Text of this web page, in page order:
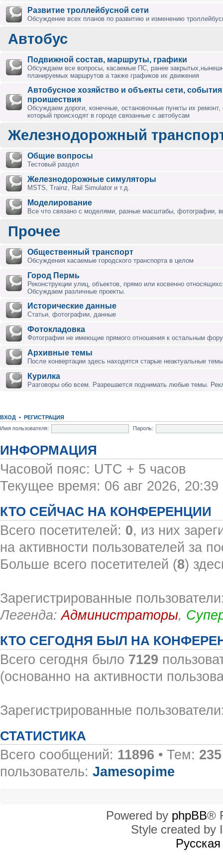
Развитие троллейбусной сети
Обсуждение всех планов по развитию и изменению
Автобус
Подвижной состав, маршруты, графики
Обсуждаем все вопросы, касаемые ПС, ранее
планируемых маршрутов а также графиков их движения
Автобусное хозяйство и объекты сети,
проишествия
Обсуждаем дороги, конечные, остановочные пункты их ремонт,
который происходят в городе связанные с автобусам
Железнодорожный
Общие вопросы
Тестовый раздел
Железнодорожные симуляторы
MSTS, Trainz, Rail Simulator и т.д.
Моделирование
Все что связано с моделями, разные масштабы, фотографии,
Прочее
Общественный транспорт
Обсуждения касаемые городского транспорта в целом
Город Пермь
Реконструкции улиц, объектов, прямо или косвенно
Обсуждаем различные проекты.
Исторические данные
Статьи, фотографии, данные
Фотокладовка
Фотографии не имеющие прямого отношения к остальным
Архивные темы
После конвертации здесь находятся старые неактуальные
Курилка
Разговоры обо всем. Разрешается поднимать любые темы.
ВХОД • РЕГИСТРАЦИЯ
Имя пользователя:
Пароль:
ИНФОРМАЦИЯ
Часовой пояс: UTC + 5 часов
Текущее время: 06 авг 2026, 20:39
КТО СЕЙЧАС НА КОНФЕРЕНЦИИ
Всего посетителей: 0, из них
на активности пользователей за
Больше всего посетителей (8)
Зарегистрированные
Легенда:Администраторы,
КТО СЕГОДНЯ БЫЛ НА
Всего сегодня было 7129
(основанно на активности
Зарегистрированные
СТАТИСТИКА
Всего сообщений: 11896 • Тем: 235
пользователь: Jamesopime
Powered by phpBB®
Style created by